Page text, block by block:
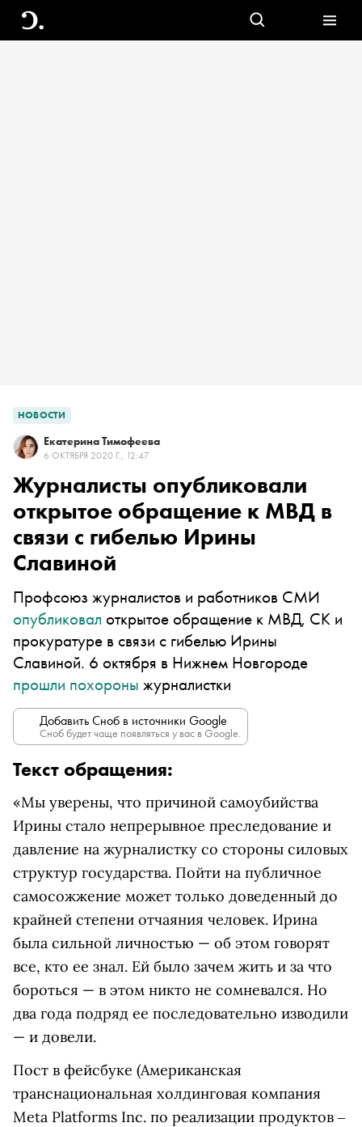
НОВОСТИ
Екатерина Тимофеева
6 ОКТЯБРЯ 2020 Г., 12:47
Журналисты опубликовали
открытое обращение к МВД в
связи с гибелью Ирины
Славиной
Профсоюз журналистов и работников СМИ
опубликовал открытое обращение к МВД, СК и
прокуратуре в связи с гибелью Ирины
Славиной. 6 октября в Нижнем Новгороде
прошли похороны журналистки
Добавить Сноб в источники Google
Сноб будет чаще появляться у вас в Google.
Текст обращения:
«Мы уверены, что причиной самоубийства
Ирины стало непрерывное преследование и
давление на журналистку со стороны силовых
структур государства. Пойти на публичное
самосожжение может только доведенный до
крайней степени отчаяния человек. Ирина
была сильной личностью — об этом говорят
все, кто ее знал. Ей было зачем жить и за что
бороться — в этом никто не сомневался. Но
два года подряд ее последовательно изводили
— и довели.
Пост в фейсбуке (Американская
транснациональная холдинговая компания
Meta Platforms Inc. по реализации продуктов ‒